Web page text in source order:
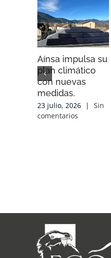
Aínsa impulsa su
plan climático
con nuevas
medidas.
23 julio, 2026 |
Sin
comentarios